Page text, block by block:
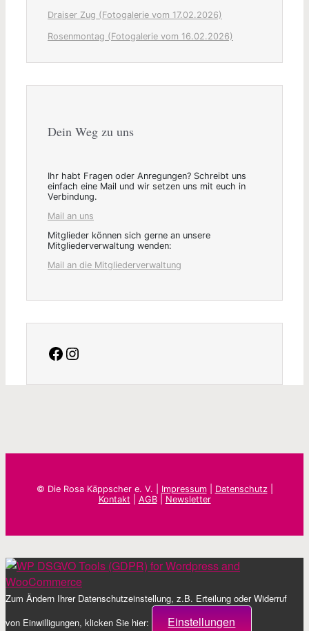
Draiser Zug (Fotogalerie vom 17.02.2026)
Rosenmontag (Fotogalerie vom 16.02.2026)
Dein Weg zu uns
Ihr habt Fragen oder Anregungen? Schreibt uns
einfach eine Mail und wir setzen uns mit euch in
Verbindung.
Mail an uns
Mitglieder können sich gerne an unsere
Mitgliederverwaltung wenden:
Mail an die Mitgliederverwaltung
facebookInstagram
© Die Rosa Käppscher e. V. | Impressum| Datenschutz|
Kontakt
AGB| Newsletter
Zum Ändern Ihrer Datenschutzeinstellung, z.B. Erteilung oder Widerruf
von Einwilligungen, klicken Sie hier:
Einstellungen